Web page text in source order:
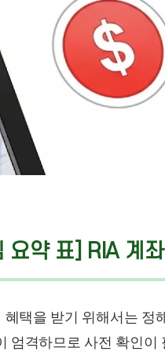
요약 표] RIA 계
혜택을 받기 위해서는 정
엄격하므로 사전 확인이